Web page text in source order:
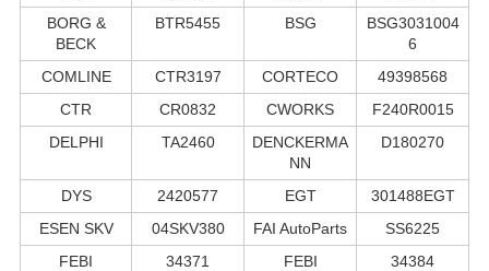
BORG &
BECK
BTR5455 BSG
BSG3031004
6
COMLINE
CTR3197 CORTECO
49398568
CTR
CR0832 CWORKS
F240R0015
DELPHI
TA2460
DENCKERMA
NN
D180270
DYS 2420577 EGT
301488EGT
ESEN SKV
04SKV380 FAI AutoParts
SS6225
FEBI
34371
FEBI
34384